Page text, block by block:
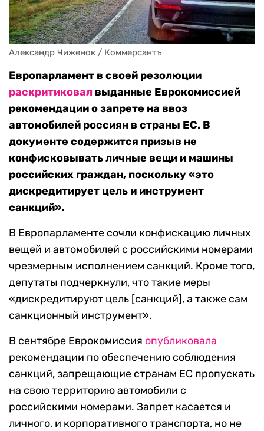
Александр Чиженок / Коммерсантъ
Европарламент в своей резолюции
раскритиковал выданные Еврокомиссией
рекомендации о запрете на ввоз
автомобилей россиян в страны ЕС. В
документе содержится призыв не
конфисковывать личные вещи и машины
российских граждан, поскольку «это
дискредитирует цель и инструмент
санкций».
В Европарламенте сочли конфискацию личных
вещей и автомобилей с российскими номерами
чрезмерным исполнением санкций. Кроме того,
депутаты подчеркнули, что такие меры
«дискредитируют цель [санкций], а также сам
санкционный инструмент».
В сентябре Еврокомиссия опубликовала
рекомендации по обеспечению соблюдения
санкций, запрещающие странам ЕС пропускать
на свою территорию автомобили с
российскими номерами. Запрет касается и
личного, и корпоративного транспорта, но не